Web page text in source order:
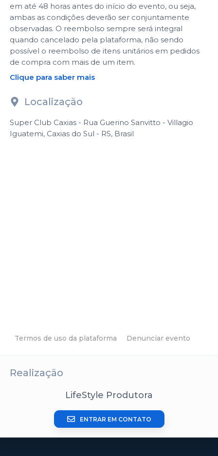
em até 48 horas antes do início do evento, ou seja,
ambas as condições deverão ser conjuntamente
observadas. O reembolso sempre será integral
quando cancelado pela plataforma, não sendo
possível o reembolso de itens unitários em pedidos
de compra com mais de um item.
Clique para saber mais
Localização
Super Club Caxias - Rua Guerino Sanvitto - Villagio
Iguatemi, Caxias do Sul - RS, Brasil
Termos de uso da plataforma Denunciar evento
Realização
LifeStyle Produtora
ENTRAR EM CONTATO